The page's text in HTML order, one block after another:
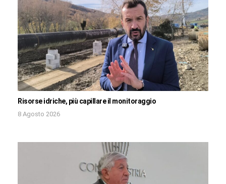
Risorse idriche, più capillare il monitoraggio
8 Agosto 2026